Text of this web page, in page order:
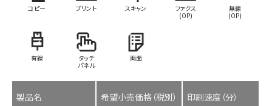
コピー プリント スキャン
ファクス
(OP)
無線
(OP)
有線
タッチ
パネル
両面
製品名 希望小売価格（税別） 印刷速度（分）